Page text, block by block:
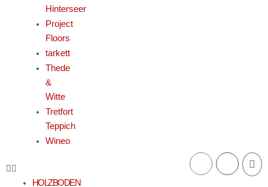
Hinterseer
Project
Floors
tarkett
Thede
&
Witte
Tretfort
Teppich
Wineo
HOLZBODEN